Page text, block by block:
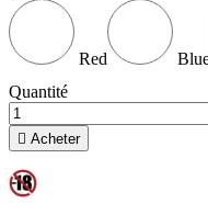
Red
Quantité
 Acheter